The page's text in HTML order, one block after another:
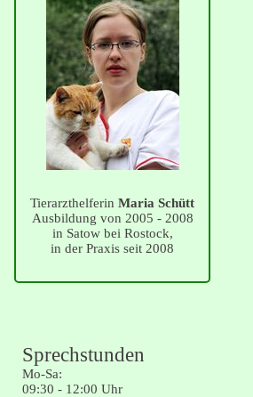
Tierarzthelferin Maria Schütt
Ausbildung von 2005 - 2008
in Satow bei Rostock,
in der Praxis seit 2008
Sprechstunden
Mo-Sa:
09:30 - 12:00 Uhr